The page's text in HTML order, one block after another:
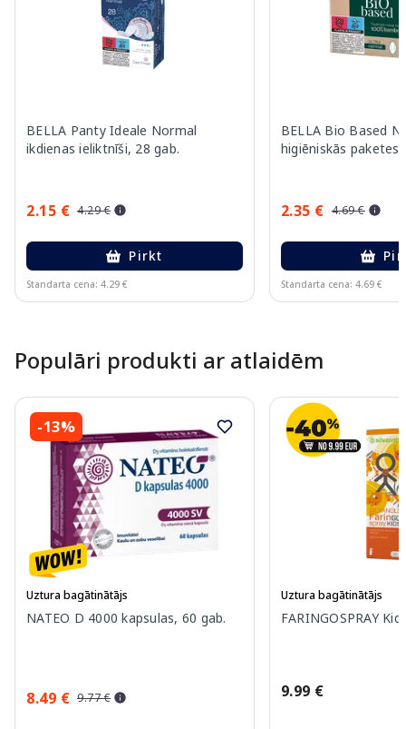
BELLA Panty Ideale Normal
ikdienas ieliktnīši, 28 gab.
2.15 € 4.29 €
Pirkt
Standarta cena: 4.29 €
BELLA Bio Based
higiēniskās
2.35 € 4.69 €
Standarta cena: 4.69 €
Populāri produkti ar atlaidēm
-13%
Uztura bagātinātājs
NATEO D 4000 kapsulas, 60 gab.
8.49 € 9.77 €
Uztura bagātinātājs
FARINGOSPRAY
9.99 €